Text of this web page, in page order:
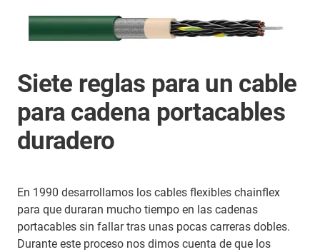
Siete reglas para un cable
para cadena portacables
duradero
En 1990 desarrollamos los cables flexibles chainflex
para que duraran mucho tiempo en las cadenas
portacables sin fallar tras unas pocas carreras dobles.
Durante este proceso nos dimos cuenta de que los